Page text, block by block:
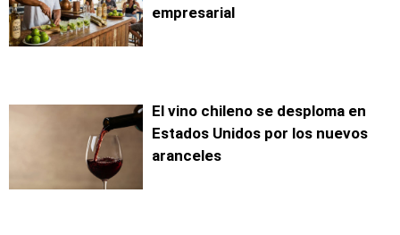
empresarial
El vino chileno se desploma en
Estados Unidos por los nuevos
aranceles